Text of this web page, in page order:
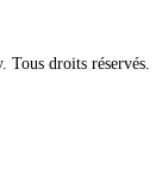
droits réservés.